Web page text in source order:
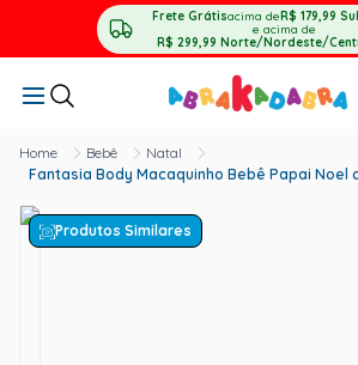
Frete Grátisacima deR$ 179,99
e acima de
R$ 299,99 Norte/Nordeste/
Bebê
Natal
Fantasia Body Macaquinho Bebê Papai Noel
Produtos Similares